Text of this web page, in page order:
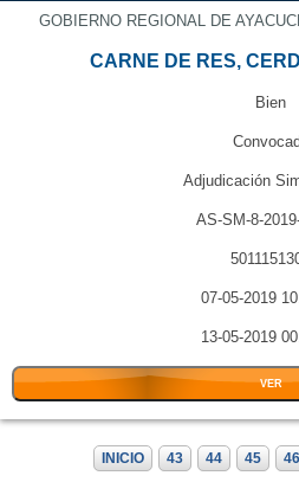
GOBIERNO REGIONAL DE
CARNE DE RES,
Bien
Adjudicación
AS-SM-8-
07-05-2019
13-05-2019
VER
INICIO 43 44 45 46